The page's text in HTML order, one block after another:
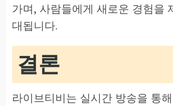
가며, 사람들에게 새로운 경험을
대됩니다.
결론
라이브티비는 실시간 방송을 통